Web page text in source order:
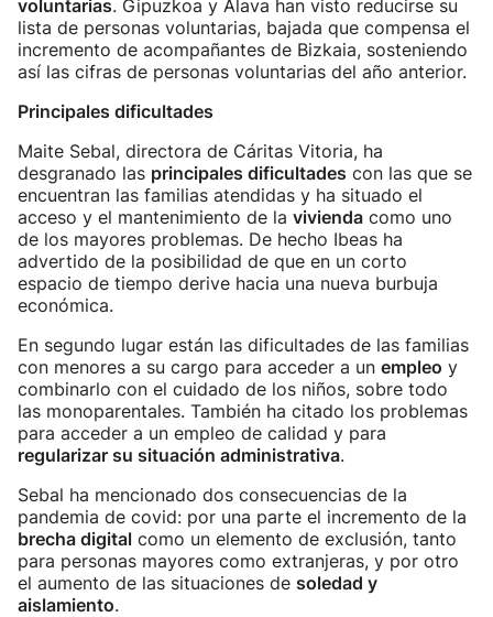
voluntarias. Gipuzkoa y Álava han visto reducirse su
lista de personas voluntarias, bajada que compensa el
incremento de acompañantes de Bizkaia, sosteniendo
así las cifras de personas voluntarias del año anterior.
Principales dificultades
Maite Sebal, directora de Cáritas Vitoria, ha
desgranado las principales dificultades con las que se
encuentran las familias atendidas y ha situado el
acceso y el mantenimiento de la vivienda como uno
de los mayores problemas. De hecho Ibeas ha
advertido de la posibilidad de que en un corto
espacio de tiempo derive hacia una nueva burbuja
económica.
En segundo lugar están las dificultades de las familias
con menores a su cargo para acceder a un empleo y
combinarlo con el cuidado de los niños, sobre todo
las monoparentales. También ha citado los problemas
para acceder a un empleo de calidad y para
regularizar su situación administrativa.
Sebal ha mencionado dos consecuencias de la
pandemia de covid: por una parte el incremento de la
brecha digital como un elemento de exclusión, tanto
para personas mayores como extranjeras, y por otro
el aumento de las situaciones de soledad y
aislamiento.